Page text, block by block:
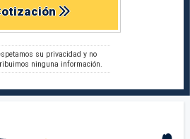
su privacidad y no
ninguna información.